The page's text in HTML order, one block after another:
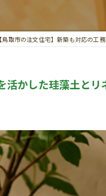
【鳥取市の注文住宅】新築も対応の工
活かした珪藻土とリ